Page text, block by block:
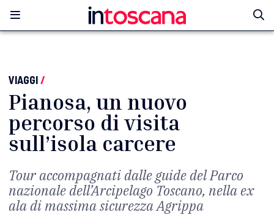
VIAGGI/
Pianosa, un nuovo
percorso di visita
sull’isola carcere
Tour accompagnati dalle guide del Parco
nazionale dell’Arcipelago Toscano, nella ex
ala di massima sicurezza Agrippa